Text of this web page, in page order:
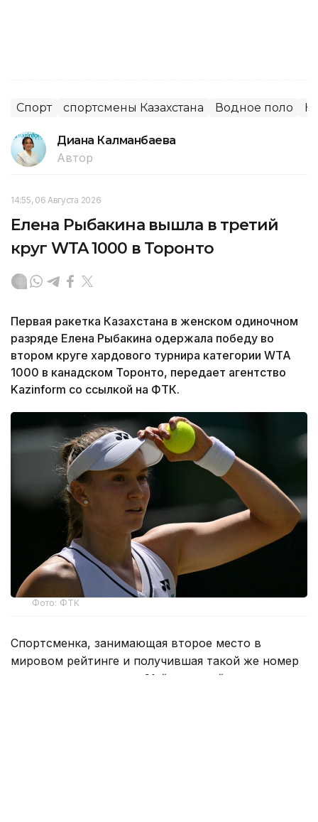
Спорт спортсмены Казахстана Водное поло
Диана Калманбаева
Автор
14:55, 06 Августа 2026
Елена Рыбакина вышла в третий
круг WTA 1000 в Торонто
Первая ракетка Казахстана в женском одиночном
разряде Елена Рыбакина одержала победу во
втором круге хардового турнира категории WTA
1000 в канадском Торонто, передает агентство
Kazinform со ссылкой на ФТК.
Фото: ФТК
Спортсменка, занимающая второе место в
мировом рейтинге и получившая такой же номер
посева, встречалась с 61-й ракеткой мира